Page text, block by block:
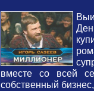
вместе со всей
собственный